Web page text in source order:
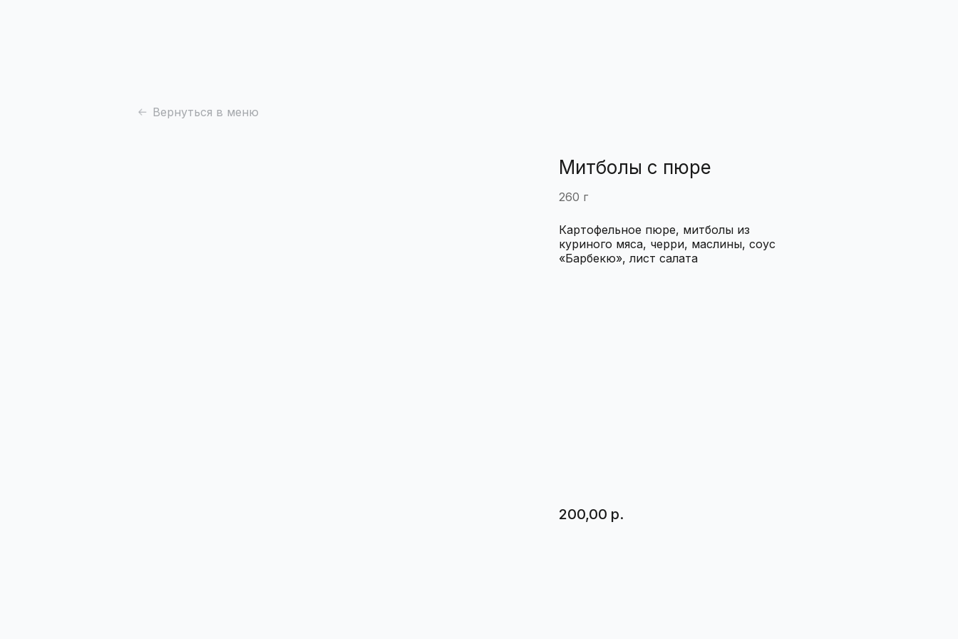
Митболы с пюре
260 г
Картофельное пюре, митболы из
куриного мяса, черри, маслины, соус
«Барбекю», лист салата
200,00 р.
Вернуться в меню